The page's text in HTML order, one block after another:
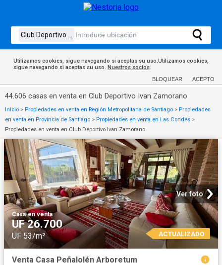
Utilizamos cookies, sigue navegando si aceptas su uso.Utilizamos cookies,
sigue navegando si aceptas su uso. Nuestros socios
BLOQUEAR ACEPTO
44.606 casas en venta en Club Deportivo Ivan Zamorano
Inicio > Propiedades en venta en Región Metropolitana de Santiago > Propiedades
en venta en Provincia de Santiago > Propiedades en venta en Las Condes >
Propiedades en venta en Club Deportivo Ivan Zamorano
Ver foto
Casa·en venta
UF 26.700
UF 53/m² ACTUALIZADO
Venta Casa Peñalolén Arboretum